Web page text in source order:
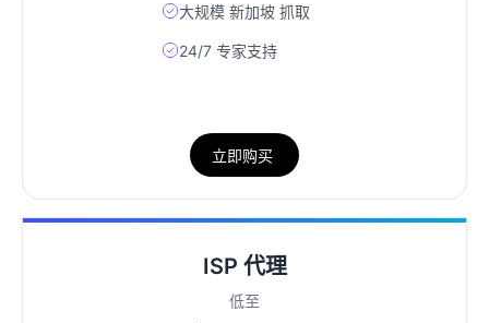
大规模 新加坡 抓取
24/7 专家支持
立即购买
ISP 代理
低至